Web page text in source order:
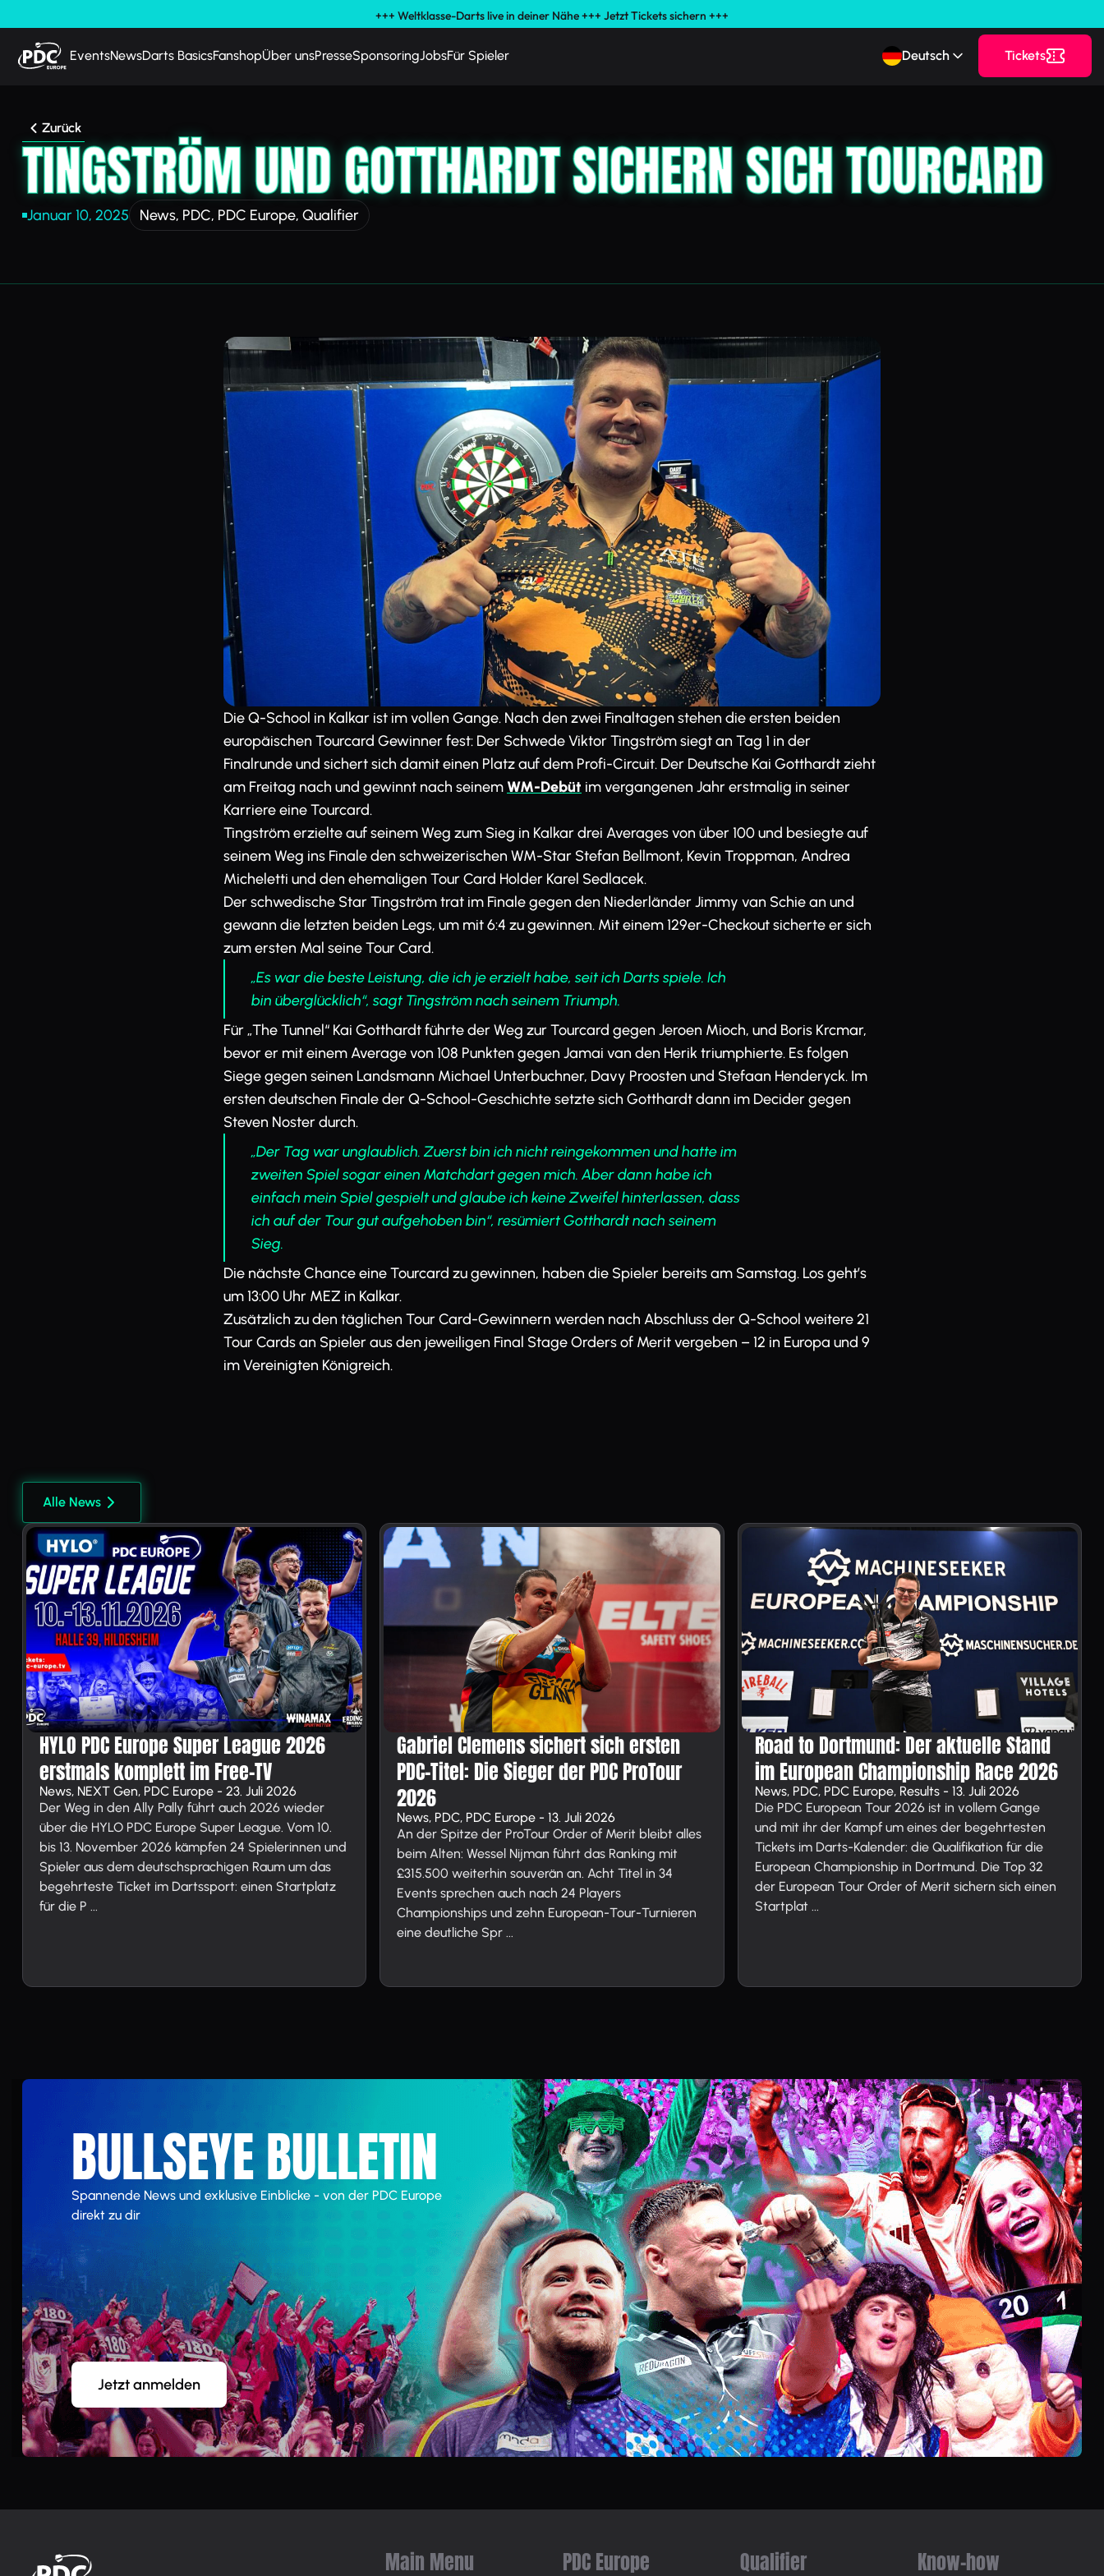
+++ Weltklasse-Darts live in deiner Nähe +++ Jetzt Tickets sichern +++
EventsNewsDarts BasicsFanshopÜber unsPresseSponsoringJobsFür Spieler Deutsch Tickets
Zurück
TINGSTRÖM UND GOTTHARDT SICHERN SICH TOURCARD
Januar 10, 2025 News, PDC, PDC Europe, Qualifier
Die Q-School in Kalkar ist im vollen Gange. Nach den zwei Finaltagen stehen die ersten beiden
europäischen Tourcard Gewinner fest: Der Schwede Viktor Tingström siegt an Tag 1 in der
Finalrunde und sichert sich damit einen Platz auf dem Profi-Circuit. Der Deutsche Kai Gotthardt zieht
am Freitag nach und gewinnt nach seinem WM-Debüt im vergangenen Jahr erstmalig in seiner
Karriere eine Tourcard.
Tingström erzielte auf seinem Weg zum Sieg in Kalkar drei Averages von über 100 und besiegte auf
seinem Weg ins Finale den schweizerischen WM-Star Stefan Bellmont, Kevin Troppman, Andrea
Micheletti und den ehemaligen Tour Card Holder Karel Sedlacek.
Der schwedische Star Tingström trat im Finale gegen den Niederländer Jimmy van Schie an und
gewann die letzten beiden Legs, um mit 6:4 zu gewinnen. Mit einem 129er-Checkout sicherte er sich
zum ersten Mal seine Tour Card.
„Es war die beste Leistung, die ich je erzielt habe, seit ich Darts spiele. Ich
bin überglücklich“, sagt Tingström nach seinem Triumph.
Für „The Tunnel“ Kai Gotthardt führte der Weg zur Tourcard gegen Jeroen Mioch, und Boris Krcmar,
bevor er mit einem Average von 108 Punkten gegen Jamai van den Herik triumphierte. Es folgen
Siege gegen seinen Landsmann Michael Unterbuchner, Davy Proosten und Stefaan Henderyck. Im
ersten deutschen Finale der Q-School-Geschichte setzte sich Gotthardt dann im Decider gegen
Steven Noster durch.
„Der Tag war unglaublich. Zuerst bin ich nicht reingekommen und hatte im
zweiten Spiel sogar einen Matchdart gegen mich. Aber dann habe ich
einfach mein Spiel gespielt und glaube ich keine Zweifel hinterlassen, dass
ich auf der Tour gut aufgehoben bin“, resümiert Gotthardt nach seinem
Sieg.
Die nächste Chance eine Tourcard zu gewinnen, haben die Spieler bereits am Samstag. Los geht’s
um 13:00 Uhr MEZ in Kalkar.
Zusätzlich zu den täglichen Tour Card-Gewinnern werden nach Abschluss der Q-School weitere 21
Tour Cards an Spieler aus den jeweiligen Final Stage Orders of Merit vergeben – 12 in Europa und 9
im Vereinigten Königreich.
Alle News
HYLO PDC Europe Super League 2026
erstmals komplett im Free-TV
News, NEXT Gen, PDC Europe - 23. Juli 2026
Der Weg in den Ally Pally führt auch 2026 wieder
über die HYLO PDC Europe Super League. Vom 10.
bis 13. November 2026 kämpfen 24 Spielerinnen und
Spieler aus dem deutschsprachigen Raum um das
begehrteste Ticket im Dartssport: einen Startplatz
für die P ...
Gabriel Clemens sichert sich ersten
PDC-Titel: Die Sieger der PDC ProTour
2026
News, PDC, PDC Europe - 13. Juli 2026
An der Spitze der ProTour Order of Merit bleibt alles
beim Alten: Wessel Nijman führt das Ranking mit
£315.500 weiterhin souverän an. Acht Titel in 34
Events sprechen auch nach 24 Players
Championships und zehn European-Tour-Turnieren
eine deutliche Spr ...
Road to Dortmund: Der aktuelle Stand
im European Championship Race 2026
News, PDC, PDC Europe, Results - 13. Juli 2026
Die PDC European Tour 2026 ist in vollem Gange
und mit ihr der Kampf um eines der begehrtesten
Tickets im Darts-Kalender: die Qualifikation für die
European Championship in Dortmund. Die Top 32
der European Tour Order of Merit sichern sich einen
Startplat ...
BULLSEYE BULLETIN
Spannende News und exklusive Einblicke - von der PDC Europe
direkt zu dir
Jetzt anmelden
Main Menu PDC Europe Qualifier Know-how